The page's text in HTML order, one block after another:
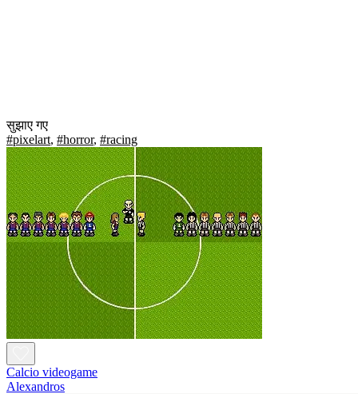
सुझाए गए
#pixelart, #horror, #racing
Calcio videogame
Alexandros